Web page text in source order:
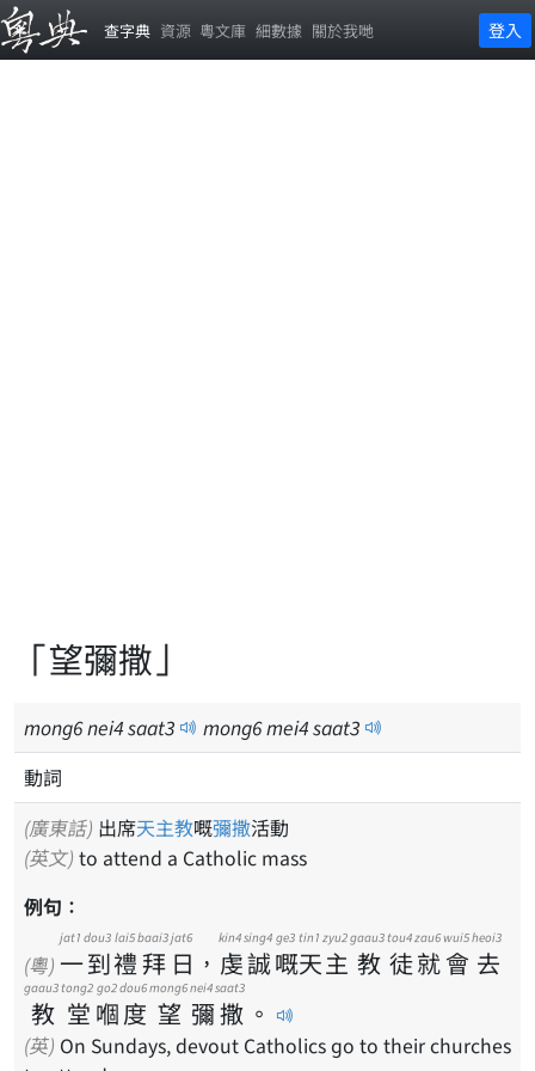
查字典 資源 粵文庫 細數據 關於我哋 登入
「望彌撒」
mong6nei4saat3 mong6mei4saat3
動詞
(廣東話) 出席天主教嘅彌撒活動
(英文) to attend a Catholic mass
例句：
(粵) 一
jat1
到
dou3
禮
lai5
拜
baai3
日
jat6
， 虔
kin4
誠
sing4
嘅
ge3
天
tin1
主
zyu2
教
gaau3
徒
tou4
就
zau6
會
wui5
去
heoi3
教
gaau3
堂
tong2
嗰
go2
度
dou6
望
mong6
彌
nei4
撒
saat3
。
(英) On Sundays, devout Catholics go to their churches